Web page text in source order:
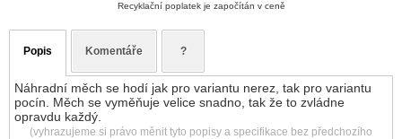
Recyklační poplatek je započítán v ceně
Popis Komentáře ?
Náhradní měch se hodí jak pro variantu nerez, tak pro variantu
pocín. Měch se vyměňuje velice snadno, tak že to zvládne
opravdu každý.
(vyhrazujeme si právo měnit tyto popisy a specifikace bez předchozího